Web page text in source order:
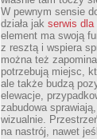
W pewnym sensie
działa jak serwis dla
element ma swoją
z resztą i wspiera
można też
potrzebują miejsc,
ale także budzą
elewacje,
zabudowa
wizualnie.
na nastrój, nawet